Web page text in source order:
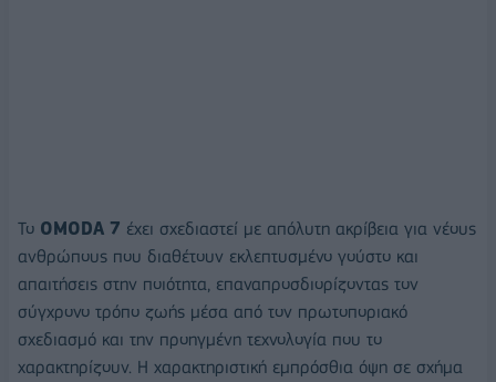
Το OMODA 7 έχει σχεδιαστεί με απόλυτη ακρίβεια για νέους
ανθρώπους που διαθέτουν εκλεπτυσμένο γούστο και
απαιτήσεις στην ποιότητα, επαναπροσδιορίζοντας τον
σύγχρονο τρόπο ζωής μέσα από τον πρωτοποριακό
σχεδιασμό και την προηγμένη τεχνολογία που το
χαρακτηρίζουν. Η χαρακτηριστική εμπρόσθια όψη σε σχήμα